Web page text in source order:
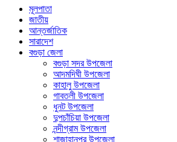
মূলপাতা
জাতীয়
আন্তর্জাতিক
সারাদেশ
বগুড়া জেলা
বগুড়া সদর উপজেলা
আদমদিঘী উপজেলা
কাহালু উপজেলা
গাবতলী উপজেলা
ধুনট উপজেলা
দুপচাঁচিয়া উপজেলা
নন্দীগ্রাম উপজেলা
শাজাহানপুর উপজেলা